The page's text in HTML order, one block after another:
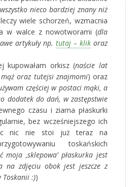
nieco bardziej znany niż
wiele schorzeń, wzmacnia
w walce z nowotworami (dla
artykuły np. tutaj – klik oraz
kupowałam orkisz (naście lat
mąż oraz tutejsi znajmomi) oraz
częściej w postaci mąki, a
dodatek do dań, w zastępstwie
czasu i ziarna płaskurki
bez wcześniejszego ich
nic nie stoi już teraz na
toskańskich
moja ‚sklepowa’ płaskurka jest
na zdjęciu obok jest jeszcze z
Toskanii :))